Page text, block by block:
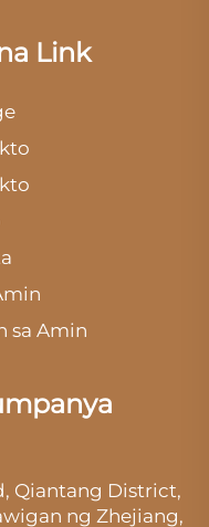
Link
sa Amin
Qiantang District,
ng Zhejiang,